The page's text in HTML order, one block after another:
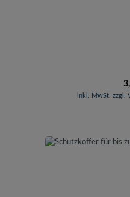
inkl. MwSt. zzgl.